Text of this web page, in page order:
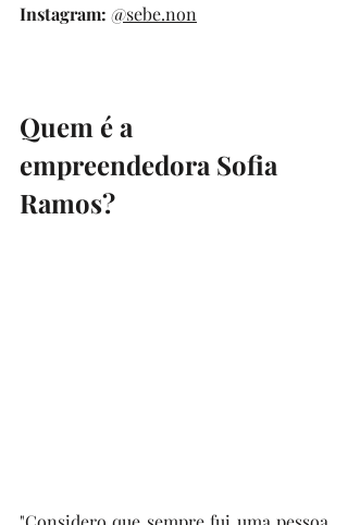
Instagram: @sebe.non
Quem é a
empreendedora Sofia
Ramos?